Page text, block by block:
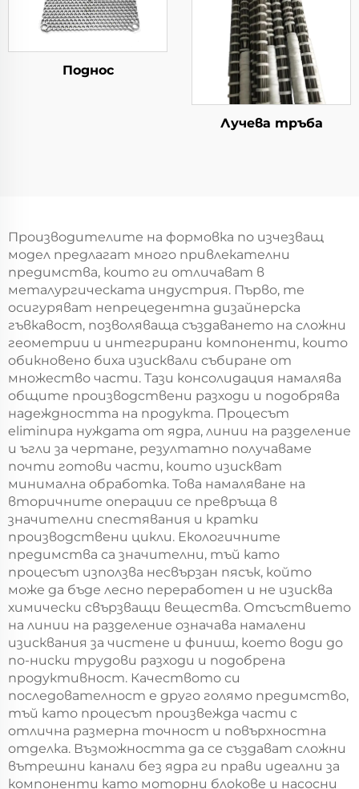
Поднос
Лучева тръбa
Производителите на формовка по изчезващ
модел предлагат много привлекателни
предимства, които ги отличават в
металургическата индустрия. Първо, те
осигуряват непрецедентна дизайнерска
гъвкавост, позволяваща създаването на сложни
геометрии и интегрирани компоненти, които
обикновено биха изисквали събиране от
множество части. Тази консолидация намалява
общите производствени разходи и подобрява
надеждността на продукта. Процесът
eliminира нуждата от ядра, линии на разделение
и ъгли за чертане, резултатно получаваме
почти готови части, които изискват
минимална обработка. Това намаляване на
вторичните операции се превръща в
значителни спестявания и кратки
производствени цикли. Екологичните
предимства са значителни, тъй като
процесът използва несвързан пясък, който
може да бъде лесно переработен и не изисква
химически свързващи вещества. Отсъствието
на линии на разделение означава намалени
изисквания за чистене и финиш, което води до
по-ниски трудови разходи и подобрена
продуктивност. Качеството си
последователност е друго голямо предимство,
тъй като процесът произвежда части с
отлична размерна точност и повърхностна
отделка. Възможността да се създават сложни
вътрешни канали без ядра ги прави идеални за
компоненти като моторни блокове и насосни